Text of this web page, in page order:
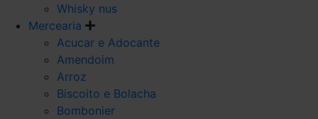
Whisky nus
Mercearia
Acucar e Adocante
Amendoim
Arroz
Biscoito e Bolacha
Bombonier